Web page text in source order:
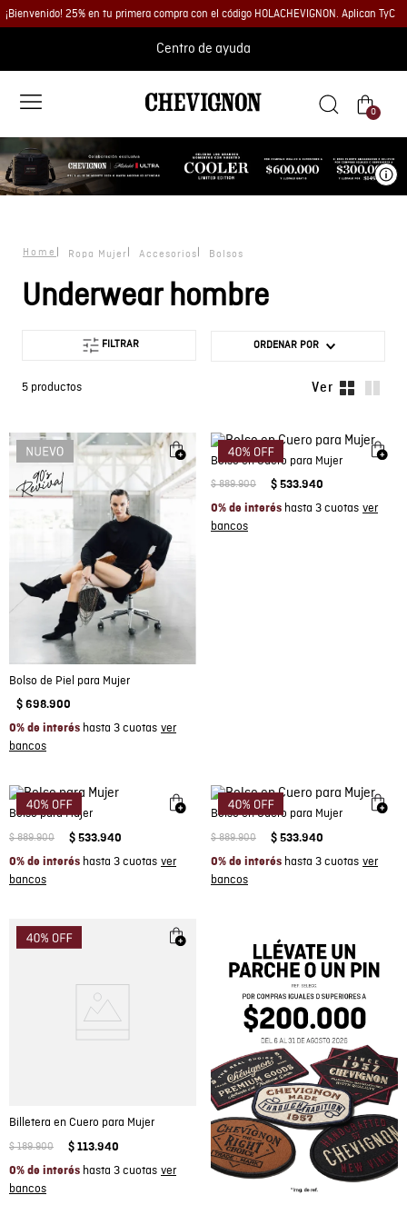
¡Bienvenido! 25% en tu primera compra con el código HOLACHEVIGNON. Aplican TyC
Centro de ayuda
0
Ropa Mujer Accesorios Bolsos
Underwear hombre
FILTRAR ORDENAR POR
5 productos
Bolso de Piel para Mujer
$ 698.900
0% de interés hasta 3 cuotas
Bolso en Cuero para Mujer
$ 889.900 $ 533.940
0% de interés hasta 3 cuotas
Bolso para Mujer
$ 889.900 $ 533.940
0% de interés hasta 3 cuotas
Bolso en Cuero para Mujer
$ 889.900 $ 533.940
0% de interés hasta 3 cuotas
Billetera en Cuero para Mujer
$ 189.900 $ 113.940
0% de interés hasta 3 cuotas